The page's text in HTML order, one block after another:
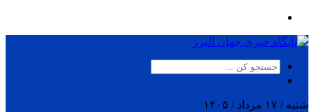
شنبه / ۱۷ مرداد / ۱۴۰۵